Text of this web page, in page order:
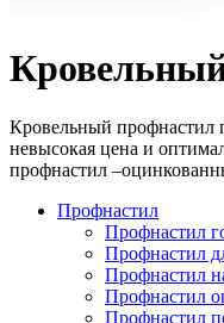
Кровельный профнастил
невысокая цена и
профнастил
Профнастил
Профнастил
Профнастил
Профнастил
Профнастил
Профнастил